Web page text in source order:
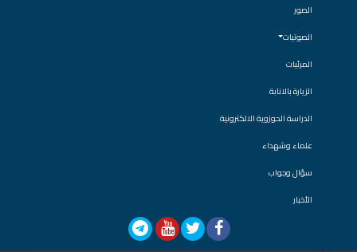
الصور
الصوتيات
المرئيات
الزيارة بالانابة
الدراسة الحوزوية الالكترونية
علماء وشهداء
سؤال وجواب
الأخبار